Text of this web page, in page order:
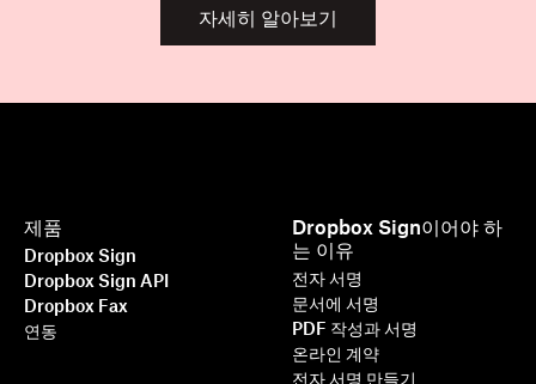
자세히 알아보기
제품
Dropbox Sign
Dropbox Sign API
Dropbox Fax
연동
Dropbox Sign이어야 하
는 이유
전자 서명
문서에 서명
PDF 작성과 서명
온라인 계약
전자 서명 만들기